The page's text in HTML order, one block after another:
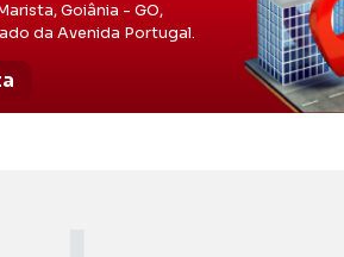
Goiânia - GO,
da Avenida Portugal.